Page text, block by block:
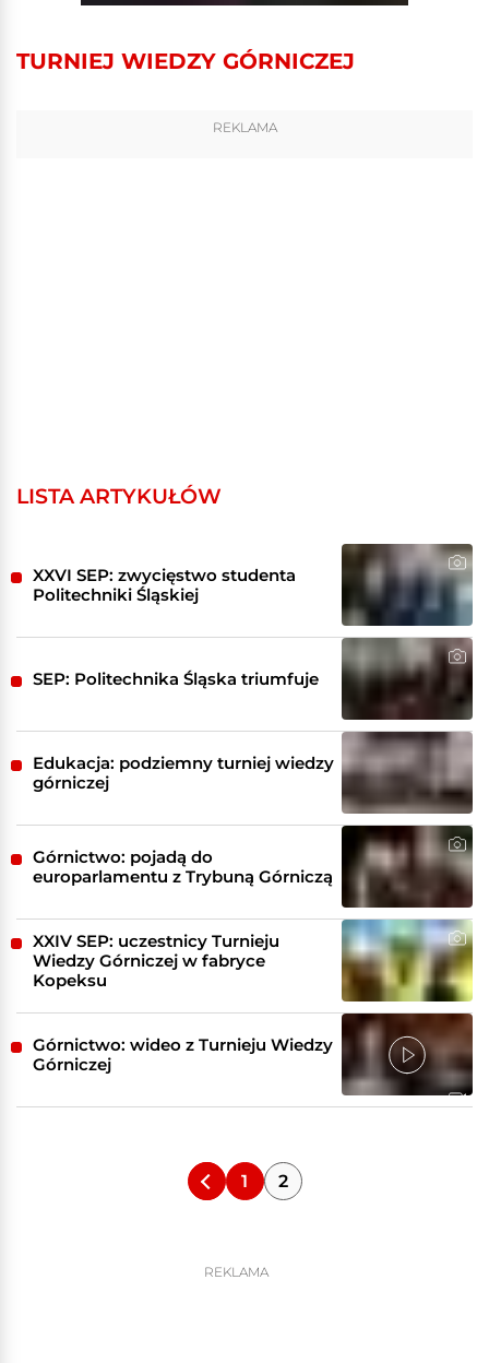
TURNIEJ WIEDZY GÓRNICZEJ
REKLAMA
LISTA ARTYKUŁÓW
XXVI SEP: zwycięstwo studenta
Politechniki Śląskiej
SEP: Politechnika Śląska triumfuje
Edukacja: podziemny turniej wiedzy
górniczej
Górnictwo: pojadą do
europarlamentu z Trybuną Górniczą
XXIV SEP: uczestnicy Turnieju
Wiedzy Górniczej w fabryce
Kopeksu
Górnictwo: wideo z Turnieju Wiedzy
Górniczej
1 2
REKLAMA